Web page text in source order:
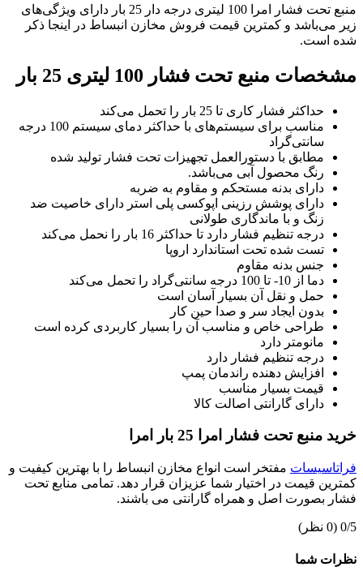
منبع تحت فشار امرا 100 لیتری درجه دار 25 بار دارای ویژگی‌های
زیر می‌باشد و کمترین قیمت فروش مخازن انبساط در اینجا ذکر
شده است.
مشخصات منبع تحت فشار 100 لیتری 25 بار
حداکثر فشار کاری تا 25 بار را تحمل می‌کند
مناسب برای سیستم‌های با حداکثر دمای سیستم 100 درجه
سانتی‌گراد
مطابق با دستورالعمل تجهیزات تحت فشار تولید شده
رنگ محصول آبی می‌باشد.
دارای بدنه مستحکم و مقاوم به ضربه
دارای پوشش رزینی اپوکسی پلی استر دارای خاصیت ضد
زنگ و با ماندگاری طولانی
درجه تنظیم فشار دارد تا حداکثر 16 بار را نحمل می‌کند
تست شده تحت استاندارد اروپا
جنس بدنه مقاوم
دما از 10- تا 100 درجه سانتی‌گراد را تحمل می‌کند
حمل و نقل آن بسیار آسان است
بدون ایجاد سر و صدا حین کار
طراحی خاص و مناسب آن را بسیار کاربردی کرده است
مانومتر دارد
درجه تنظیم فشار دارد
افزایش دهنده راندمان پمپ
قیمت بسیار مناسب
دارای گارانتی اصالت کالا
خرید منبع تحت فشار امرا 25 بار امرا
فراتاسیسات مفتخر است انواع مخازن انبساط را با بهترین کیفیت و
کمترین قیمت در اختیار شما عزیزان قرار دهد. تمامی منابع تحت
فشار بصورت اصل و همراه گارانتی می باشند.
‫0/5 ‫(0 نظر)
نظرات شما